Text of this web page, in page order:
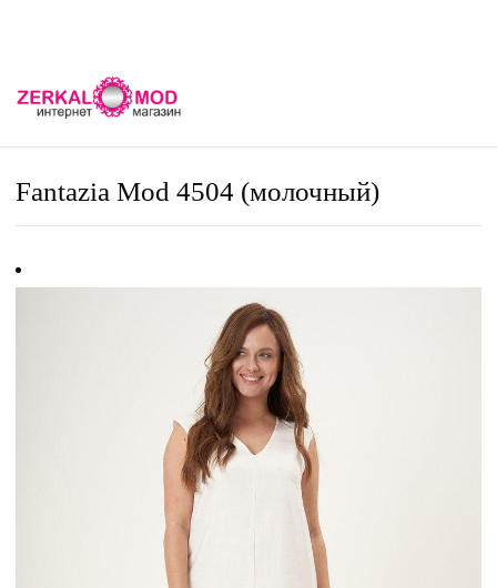
Fantazia Mod 4504 (молочный)